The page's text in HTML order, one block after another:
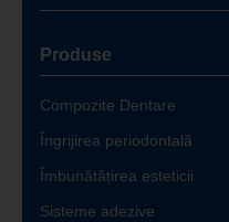
Produse
Compozite Dentare
Îngrijirea periodontală
Îmbunătățirea esteticii
Sisteme adezive